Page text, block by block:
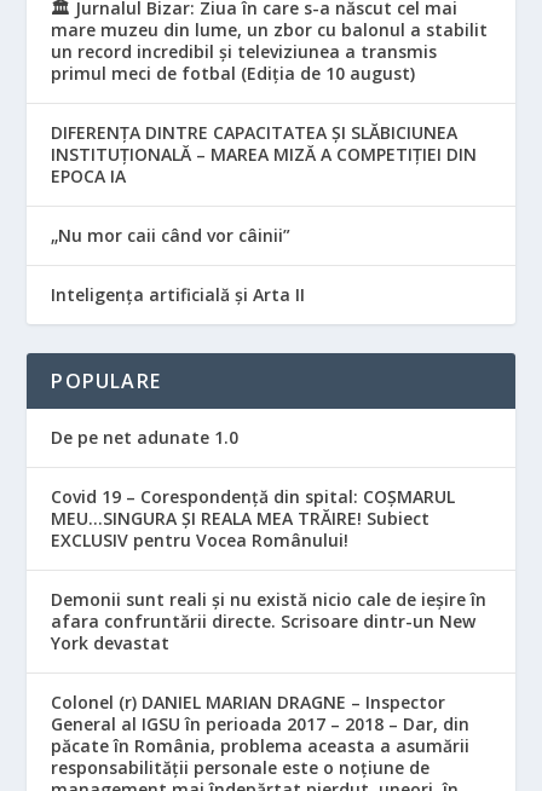
🏛️ Jurnalul Bizar: Ziua în care s-a născut cel mai
mare muzeu din lume, un zbor cu balonul a stabilit
un record incredibil și televiziunea a transmis
primul meci de fotbal (Ediția de 10 august)
DIFERENȚA DINTRE CAPACITATEA ȘI SLĂBICIUNEA
INSTITUȚIONALĂ – MAREA MIZĂ A COMPETIȚIEI DIN
EPOCA IA
„Nu mor caii când vor câinii”
Inteligența artificială și Arta II
POPULARE
De pe net adunate 1.0
Covid 19 – Corespondență din spital: COȘMARUL
MEU…SINGURA ȘI REALA MEA TRĂIRE! Subiect
EXCLUSIV pentru Vocea Românului!
Demonii sunt reali și nu există nicio cale de ieșire în
afara confruntării directe. Scrisoare dintr-un New
York devastat
Colonel (r) DANIEL MARIAN DRAGNE – Inspector
General al IGSU în perioada 2017 – 2018 – Dar, din
păcate în România, problema aceasta a asumării
responsabilităţii personale este o noţiune de